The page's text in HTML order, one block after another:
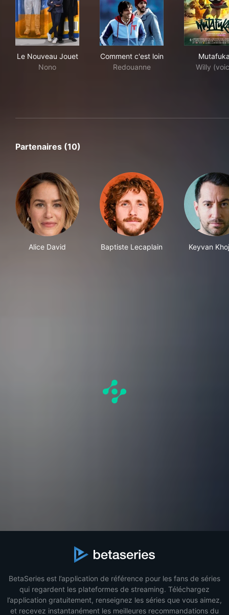
Le Nouveau Jouet
Nono
Comment c'est loin
Redouanne
Willy
Partenaires (10)
Alice David Baptiste Lecaplain Keyvan
BetaSeries est l’application de référence pour les fans de séries
qui regardent les plateformes de streaming. Téléchargez
l’application gratuitement, renseignez les séries que vous aimez,
et recevez instantanément les meilleures recommandations du